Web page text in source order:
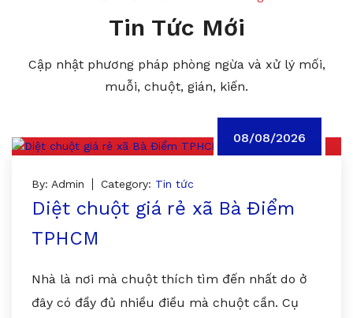
Tin Tức Mới
Cập nhật phương pháp phòng ngừa và xử lý mối,
muỗi, chuột, gián, kiến.
08/08/2026
By: Admin Category: Tin tức
Diệt chuột giá rẻ xã Bà Điểm
TPHCM
Nhà là nơi mà chuột thích tìm đến nhất do ở
đây có đầy đủ nhiều điều mà chuột cần. Cụ